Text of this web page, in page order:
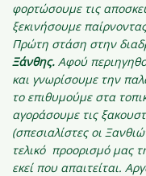
φορτώσουμε τις
ξεκινήσουμε
Πρώτη στάση στην
Ξάνθης. Αφού
και γνωρίσουμε την
το επιθυμούμε στα
αγοράσουμε τις
(σπεσιαλίστες οι
τελικό προορισμό μας
εκεί που απαιτείται.